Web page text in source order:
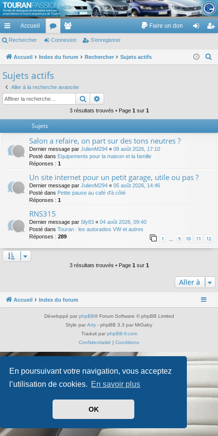
En poursuivant votre navigation, vous acceptez
l’utilisation de cookies. En savoir plus
OK
TouranPassion
Le forum des propriétaires ou futurs acquéreurs du Volkswagen Touran
cc
ès
pi
de
Accueil
or
u
s
e
m
Faire un don
ne nr
Rechercher Connexion S’enregistrer
Accueil Index du forum Rechercher Sujets actifs
c
Sujets actifs
Aller à la recherche avancée
Rechercher
3 résultats trouvés • Page 1 sur 1
Sujets
Salon a refaire, on part sur des tons neutres ?
Dernier message par JulienM294 « 08 août 2026, 17:10
Posté dans Equipements pour la maison et la famille
Réponses : 1
Un site internet pour un petit garage, utile ou pas ?
Dernier message par JulienM294 « 05 août 2026, 14:46
Posté dans Petite pause au café d'à côté
Réponses : 1
RNS315
Dernier message par Sly83 « 04 août 2026, 09:40
Posté dans Touran : les autoradios VW et autres
Réponses : 289 1 … 9 10 11 12
3 résultats trouvés • Page 1 sur 1
Aller à
Accueil Index du forum
Développé par phpBB® Forum Software © phpBB Limited
Style par Arty - phpBB 3.3 par MrGaby
Traduit par phpBB-fr.com
Confidentialité | Conditions